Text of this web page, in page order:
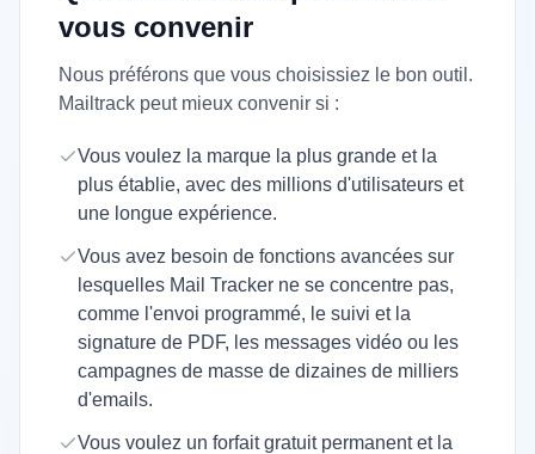
vous convenir
Nous préférons que vous choisissiez le bon outil.
Mailtrack peut mieux convenir si :
Vous voulez la marque la plus grande et la
plus établie, avec des millions d'utilisateurs et
une longue expérience.
Vous avez besoin de fonctions avancées sur
lesquelles Mail Tracker ne se concentre pas,
comme l'envoi programmé, le suivi et la
signature de PDF, les messages vidéo ou les
campagnes de masse de dizaines de milliers
d'emails.
Vous voulez un forfait gratuit permanent et la